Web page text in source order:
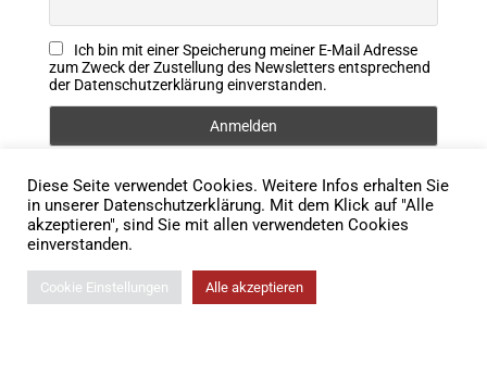
Ich bin mit einer Speicherung meiner E-Mail Adresse
zum Zweck der Zustellung des Newsletters entsprechend
der Datenschutzerklärung einverstanden.
FOLLOW US
Diese Seite verwendet Cookies. Weitere Infos erhalten Sie
in unserer Datenschutzerklärung. Mit dem Klick auf "Alle
akzeptieren", sind Sie mit allen verwendeten Cookies
einverstanden.
Cookie Einstellungen Alle akzeptieren